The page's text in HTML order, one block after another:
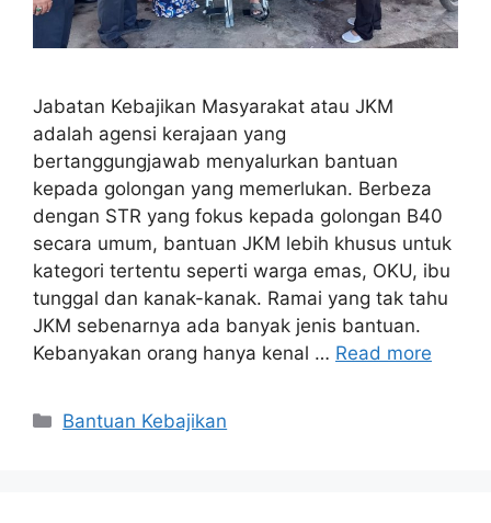
Jabatan Kebajikan Masyarakat atau JKM
adalah agensi kerajaan yang
bertanggungjawab menyalurkan bantuan
kepada golongan yang memerlukan. Berbeza
dengan STR yang fokus kepada golongan B40
secara umum, bantuan JKM lebih khusus untuk
kategori tertentu seperti warga emas, OKU, ibu
tunggal dan kanak-kanak. Ramai yang tak tahu
JKM sebenarnya ada banyak jenis bantuan.
Kebanyakan orang hanya kenal … Read more
Categories
Bantuan Kebajikan